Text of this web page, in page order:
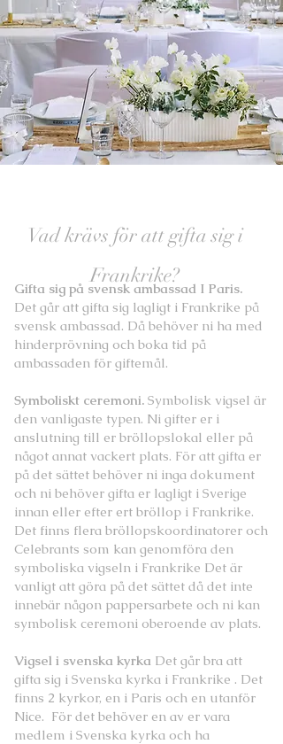
Vad krävs för att gifta sig i
Frankrike?
Gifta sig på svensk ambassad I Paris.
Det går att gifta sig lagligt i Frankrike på
svensk ambassad. Då behöver ni ha med
hinderprövning och boka tid på
ambassaden för giftemål.
Symboliskt ceremoni. Symbolisk vigsel är
den vanligaste typen. Ni gifter er i
anslutning till er bröllopslokal eller på
något annat vackert plats. För att gifta er
på det sättet behöver ni inga dokument
och ni behöver gifta er lagligt i Sverige
innan eller efter ert bröllop i Frankrike.
Det finns flera bröllopskoordinatorer och
Celebrants som kan genomföra den
symboliska vigseln i Frankrike Det är
vanligt att göra på det sättet då det inte
innebär någon pappersarbete och ni kan
symbolisk ceremoni oberoende av plats.
Vigsel i svenska kyrka Det går bra att
gifta sig i Svenska kyrka i Frankrike . Det
finns 2 kyrkor, en i Paris och en utanför
Nice. För det behöver en av er vara
medlem i Svenska kyrka och ha